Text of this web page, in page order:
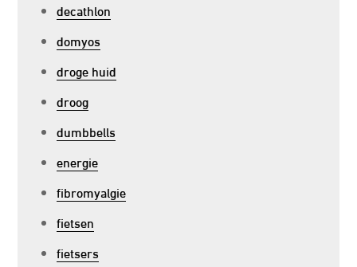
decathlon
domyos
droge huid
droog
dumbbells
energie
fibromyalgie
fietsen
fietsers